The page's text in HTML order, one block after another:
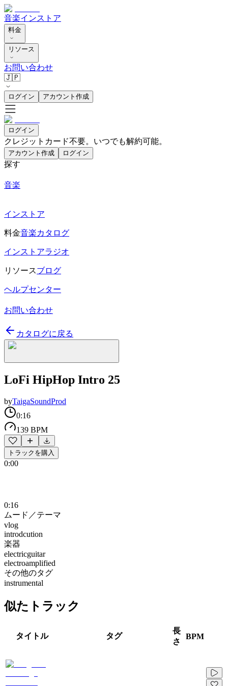
音楽インストア
料金
リソース
お問い合わせ
🇯🇵
ログイン アカウント作成
ログイン
クレジットカード不要。いつでも解約可能。
アカウント作成 ログイン
探す
音楽
インストア
料金音楽カタログ
インストアラジオ
リソースブログ
ヘルプセンター
お問い合わせ
カタログに戻る
LoFi HipHop Intro 25
byTaigaSoundProd
0:16
139 BPM
トラックを購入
0:00
0:16
ムード／テーマ
vlog
introdcution
楽器
electricguitar
electroamplified
その他のタグ
instrumental
似たトラック
タイトル タグ
長
さ
BPM